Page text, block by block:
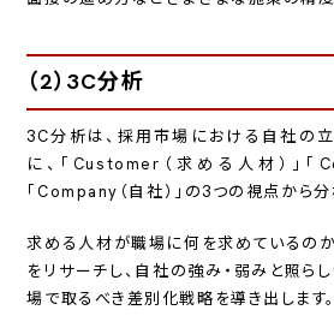
（2）3C分析
3C分析は、採用市場における自社の
に、「Customer（求める人材）」「
「Company（自社）」の3つの視点から分
求める人材が職場に何を求めているのか
をリサーチし、自社の強み・弱みと照ら
場で取るべき差別化戦略を導き出します。